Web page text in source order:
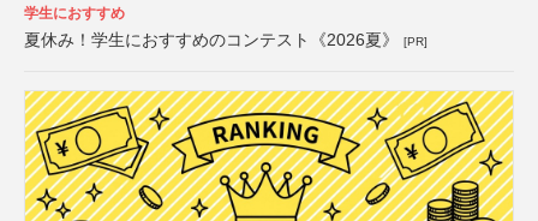
学生におすすめ
夏休み！学生におすすめのコンテスト《2026夏》 [PR]